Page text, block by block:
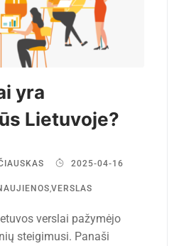
yra
Lietuvoje?
2025-04-16
VERSLAS
verslai pažymėjo
steigimusi. Panaši